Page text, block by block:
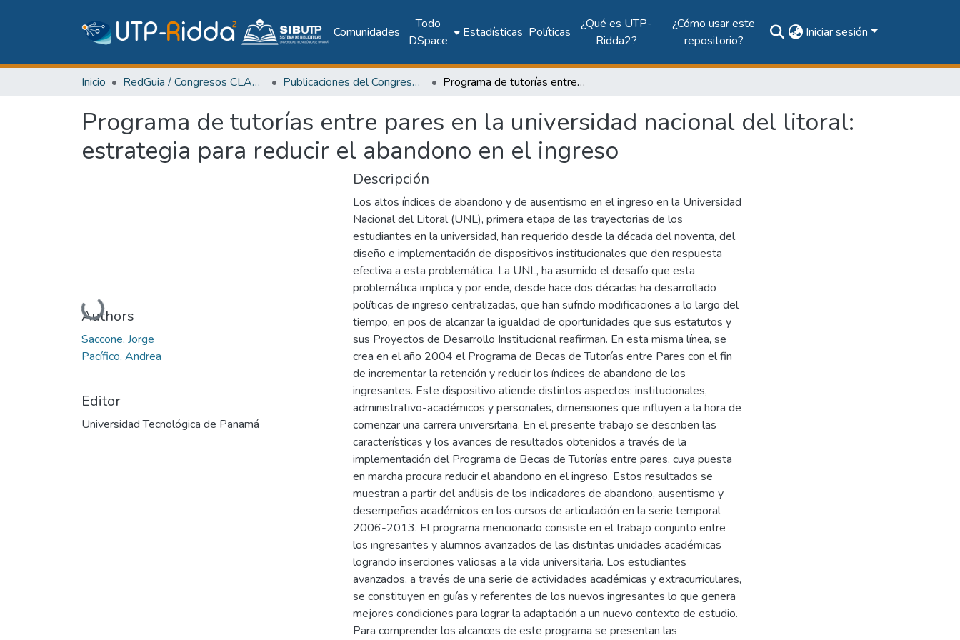
Comunidades
Todo
DSpace
Estadísticas Políticas
¿Qué es UTP-
Ridda2?
¿Cómo usar este
repositorio?
Iniciar sesión
Inicio RedGuia / Congresos CLABES Publicaciones del Congreso Internacional CLABES Programa de tutorías entre pares en la universidad nacional del litoral: estrategia para reducir el abandono en el ingreso
Programa de tutorías entre pares en la universidad nacional del litoral:
estrategia para reducir el abandono en el ingreso
Cargando...
Authors
Saccone, Jorge
Pacífico, Andrea
Editor
Universidad Tecnológica de Panamá
Descripción
Los altos índices de abandono y de ausentismo en el ingreso en la Universidad
Nacional del Litoral (UNL), primera etapa de las trayectorias de los
estudiantes en la universidad, han requerido desde la década del noventa, del
diseño e implementación de dispositivos institucionales que den respuesta
efectiva a esta problemática. La UNL, ha asumido el desafío que esta
problemática implica y por ende, desde hace dos décadas ha desarrollado
políticas de ingreso centralizadas, que han sufrido modificaciones a lo largo del
tiempo, en pos de alcanzar la igualdad de oportunidades que sus estatutos y
sus Proyectos de Desarrollo Institucional reafirman. En esta misma línea, se
crea en el año 2004 el Programa de Becas de Tutorías entre Pares con el fin
de incrementar la retención y reducir los índices de abandono de los
ingresantes. Este dispositivo atiende distintos aspectos: institucionales,
administrativo-académicos y personales, dimensiones que influyen a la hora de
comenzar una carrera universitaria. En el presente trabajo se describen las
características y los avances de resultados obtenidos a través de la
implementación del Programa de Becas de Tutorías entre pares, cuya puesta
en marcha procura reducir el abandono en el ingreso. Estos resultados se
muestran a partir del análisis de los indicadores de abandono, ausentismo y
desempeños académicos en los cursos de articulación en la serie temporal
2006-2013. El programa mencionado consiste en el trabajo conjunto entre
los ingresantes y alumnos avanzados de las distintas unidades académicas
logrando inserciones valiosas a la vida universitaria. Los estudiantes
avanzados, a través de una serie de actividades académicas y extracurriculares,
se constituyen en guías y referentes de los nuevos ingresantes lo que genera
mejores condiciones para lograr la adaptación a un nuevo contexto de estudio.
Para comprender los alcances de este programa se presentan las